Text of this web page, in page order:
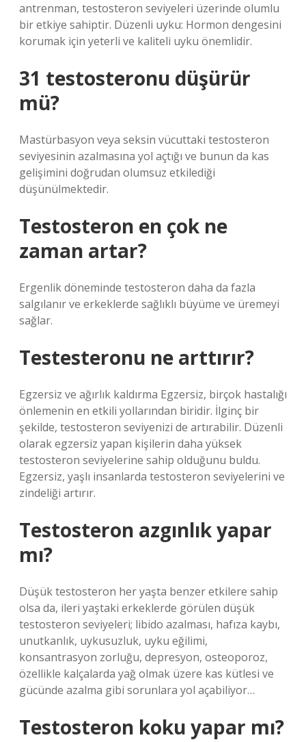
antrenman, testosteron seviyeleri üzerinde olumlu
bir etkiye sahiptir. Düzenli uyku: Hormon dengesini
korumak için yeterli ve kaliteli uyku önemlidir.
31 testosteronu düşürür
mü?
Mastürbasyon veya seksin vücuttaki testosteron
seviyesinin azalmasına yol açtığı ve bunun da kas
gelişimini doğrudan olumsuz etkilediği
düşünülmektedir.
Testosteron en çok ne
zaman artar?
Ergenlik döneminde testosteron daha da fazla
salgılanır ve erkeklerde sağlıklı büyüme ve üremeyi
sağlar.
Testesteronu ne arttırır?
Egzersiz ve ağırlık kaldırma Egzersiz, birçok hastalığı
önlemenin en etkili yollarından biridir. İlginç bir
şekilde, testosteron seviyenizi de artırabilir. Düzenli
olarak egzersiz yapan kişilerin daha yüksek
testosteron seviyelerine sahip olduğunu buldu.
Egzersiz, yaşlı insanlarda testosteron seviyelerini ve
zindeliği artırır.
Testosteron azgınlık yapar
mı?
Düşük testosteron her yaşta benzer etkilere sahip
olsa da, ileri yaştaki erkeklerde görülen düşük
testosteron seviyeleri; libido azalması, hafıza kaybı,
unutkanlık, uykusuzluk, uyku eğilimi,
konsantrasyon zorluğu, depresyon, osteoporoz,
özellikle kalçalarda yağ olmak üzere kas kütlesi ve
gücünde azalma gibi sorunlara yol açabiliyor…
Testosteron koku yapar mı?